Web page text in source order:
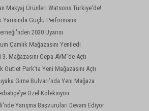
Makyaj Ürünleri Watsons Türkiye'de!
Yarısında Güçlü Performans
2030 Uyarısı
Çamlık Mağazasını Yeniledi
Mağazasını Cepa AVM’de Açtı
Outlet Park’ta Yeni Mağazasını Açtı
Girne Bulvarı’nda Yeni Mağaza
Özel Koleksiyon
Yarışma Başvuruları Devam Ediyor